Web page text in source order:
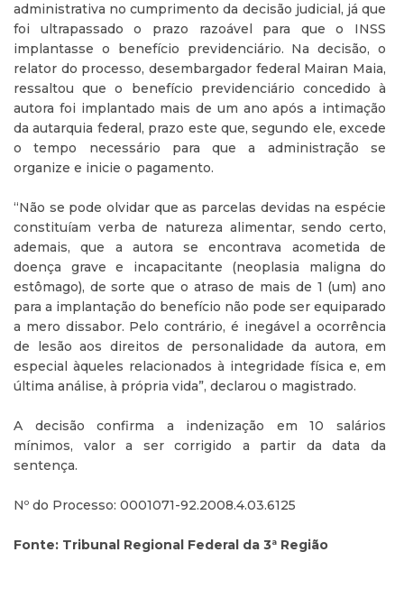
administrativa no cumprimento da decisão judicial, já que
foi ultrapassado o prazo razoável para que o INSS
implantasse o benefício previdenciário. Na decisão, o
relator do processo, desembargador federal Mairan Maia,
ressaltou que o benefício previdenciário concedido à
autora foi implantado mais de um ano após a intimação
da autarquia federal, prazo este que, segundo ele, excede
o tempo necessário para que a administração se
organize e inicie o pagamento.
“Não se pode olvidar que as parcelas devidas na espécie
constituíam verba de natureza alimentar, sendo certo,
ademais, que a autora se encontrava acometida de
doença grave e incapacitante (neoplasia maligna do
estômago), de sorte que o atraso de mais de 1 (um) ano
para a implantação do benefício não pode ser equiparado
a mero dissabor. Pelo contrário, é inegável a ocorrência
de lesão aos direitos de personalidade da autora, em
especial àqueles relacionados à integridade física e, em
última análise, à própria vida”, declarou o magistrado.
A decisão confirma a indenização em 10 salários
mínimos, valor a ser corrigido a partir da data da
sentença.
Nº do Processo: 0001071-92.2008.4.03.6125
Fonte: Tribunal Regional Federal da 3ª Região